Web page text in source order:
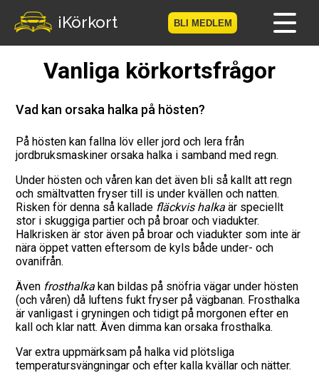
iKörkort BLI MEDLEM
Hem
Bli medlem
Logga in
Prov
Körkortsresan
Vägmärkesspelet
Körkortsteori
Checklista för ditt körkort
Vägmärken
Vanliga körkortsfrågor
Vad kan orsaka halka på hösten?
På hösten kan fallna löv eller jord och lera från
jordbruksmaskiner orsaka halka i samband med regn.
Under hösten och våren kan det även bli så kallt att regn
och smältvatten fryser till is under kvällen och natten.
Risken för denna så kallade fläckvis halka är speciellt
stor i skuggiga partier och på broar och viadukter.
Halkrisken är stor även på broar och viadukter som inte är
nära öppet vatten eftersom de kyls både under- och
ovanifrån.
Även frosthalka kan bildas på snöfria vägar under hösten
(och våren) då luftens fukt fryser på vägbanan. Frosthalka
är vanligast i gryningen och tidigt på morgonen efter en
kall och klar natt. Även dimma kan orsaka frosthalka.
Var extra uppmärksam på halka vid plötsliga
temperatursvängningar och efter kalla kvällar och nätter.